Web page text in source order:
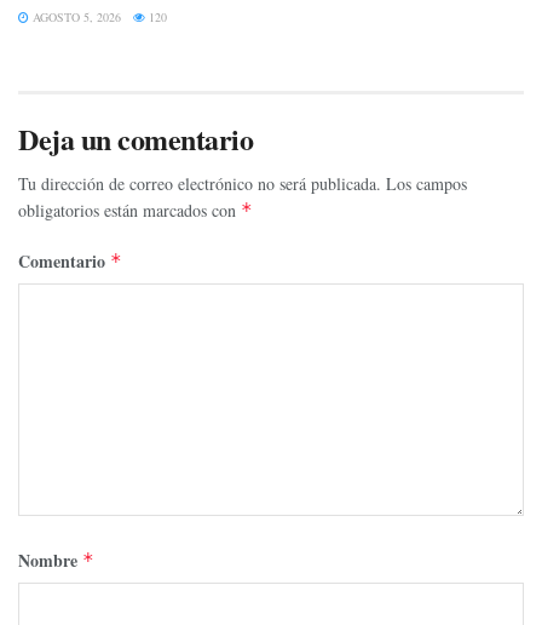
AGOSTO 5, 2026 120
Deja un comentario
Tu dirección de correo electrónico no será publicada. Los campos
obligatorios están marcados con *
Comentario *
Nombre *